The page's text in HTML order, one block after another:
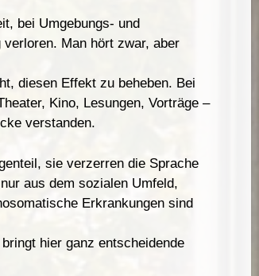
bei Umgebungs- und
verloren. Man hört zwar, aber
, diesen Effekt zu beheben. Bei
Kino, Lesungen, Vorträge –
verstanden.
, sie verzerren die Sprache
aus dem sozialen Umfeld,
Erkrankungen sind
hier ganz entscheidende